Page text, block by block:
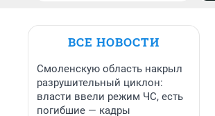
ВСЕ НОВОСТИ
Смоленскую область накрыл
разрушительный циклон:
власти ввели режим ЧС, есть
погибшие — кадры